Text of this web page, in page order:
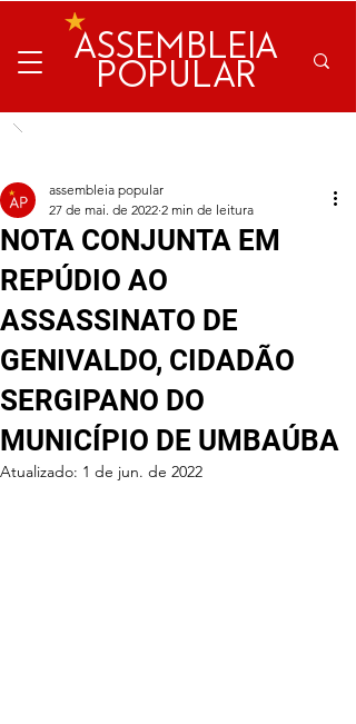
ASSEMBLEIA
POPULAR
NOTA CONJUNTA EM
REPÚDIO AO
ASSASSINATO DE
GENIVALDO, CIDADÃO
SERGIPANO DO
MUNICÍPIO DE UMBAÚBA
assembleia popular
27 de mai. de 2022 2 min de leitura
Atualizado: 1 de jun. de 2022